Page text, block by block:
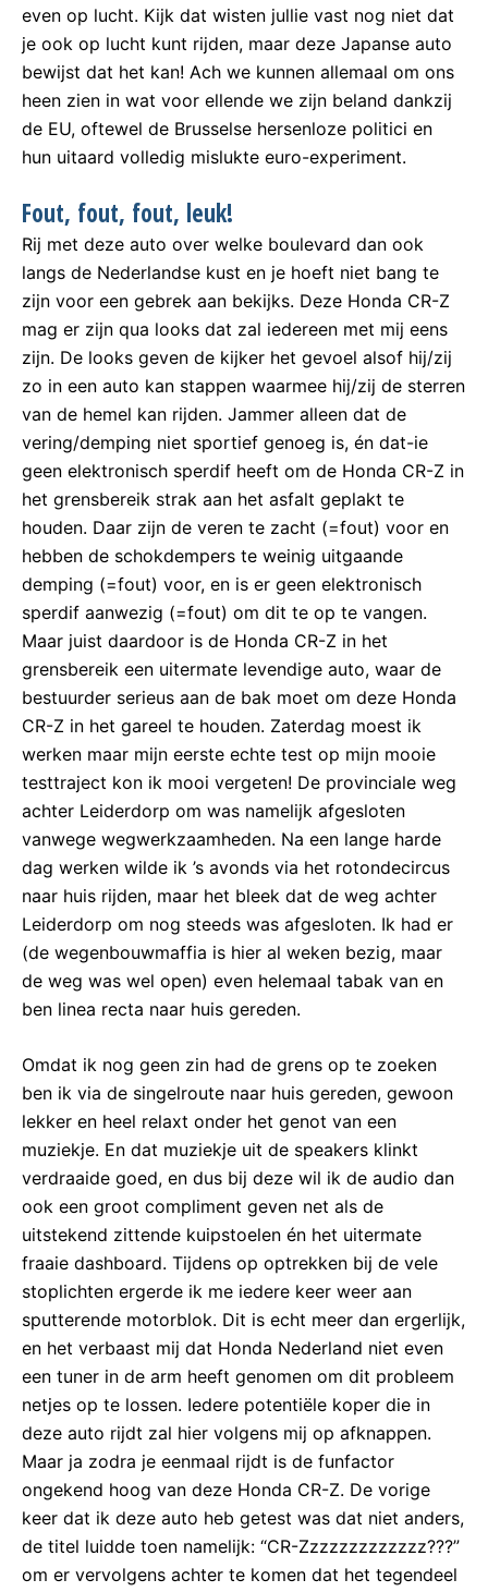
even op lucht. Kijk dat wisten jullie vast nog niet dat
je ook op lucht kunt rijden, maar deze Japanse auto
bewijst dat het kan! Ach we kunnen allemaal om ons
heen zien in wat voor ellende we zijn beland dankzij
de EU, oftewel de Brusselse hersenloze politici en
hun uitaard volledig mislukte euro-experiment.
Fout, fout, fout, leuk!
Rij met deze auto over welke boulevard dan ook
langs de Nederlandse kust en je hoeft niet bang te
zijn voor een gebrek aan bekijks. Deze Honda CR-Z
mag er zijn qua looks dat zal iedereen met mij eens
zijn. De looks geven de kijker het gevoel alsof hij/zij
zo in een auto kan stappen waarmee hij/zij de sterren
van de hemel kan rijden. Jammer alleen dat de
vering/demping niet sportief genoeg is, én dat-ie
geen elektronisch sperdif heeft om de Honda CR-Z in
het grensbereik strak aan het asfalt geplakt te
houden. Daar zijn de veren te zacht (=fout) voor en
hebben de schokdempers te weinig uitgaande
demping (=fout) voor, en is er geen elektronisch
sperdif aanwezig (=fout) om dit te op te vangen.
Maar juist daardoor is de Honda CR-Z in het
grensbereik een uitermate levendige auto, waar de
bestuurder serieus aan de bak moet om deze Honda
CR-Z in het gareel te houden. Zaterdag moest ik
werken maar mijn eerste echte test op mijn mooie
testtraject kon ik mooi vergeten! De provinciale weg
achter Leiderdorp om was namelijk afgesloten
vanwege wegwerkzaamheden. Na een lange harde
dag werken wilde ik ’s avonds via het rotondecircus
naar huis rijden, maar het bleek dat de weg achter
Leiderdorp om nog steeds was afgesloten. Ik had er
(de wegenbouwmaffia is hier al weken bezig, maar
de weg was wel open) even helemaal tabak van en
ben linea recta naar huis gereden.
Omdat ik nog geen zin had de grens op te zoeken
ben ik via de singelroute naar huis gereden, gewoon
lekker en heel relaxt onder het genot van een
muziekje. En dat muziekje uit de speakers klinkt
verdraaide goed, en dus bij deze wil ik de audio dan
ook een groot compliment geven net als de
uitstekend zittende kuipstoelen én het uitermate
fraaie dashboard. Tijdens op optrekken bij de vele
stoplichten ergerde ik me iedere keer weer aan
sputterende motorblok. Dit is echt meer dan ergerlijk,
en het verbaast mij dat Honda Nederland niet even
een tuner in de arm heeft genomen om dit probleem
netjes op te lossen. Iedere potentiële koper die in
deze auto rijdt zal hier volgens mij op afknappen.
Maar ja zodra je eenmaal rijdt is de funfactor
ongekend hoog van deze Honda CR-Z. De vorige
keer dat ik deze auto heb getest was dat niet anders,
de titel luidde toen namelijk: “CR-Zzzzzzzzzzzzz???”
om er vervolgens achter te komen dat het tegendeel